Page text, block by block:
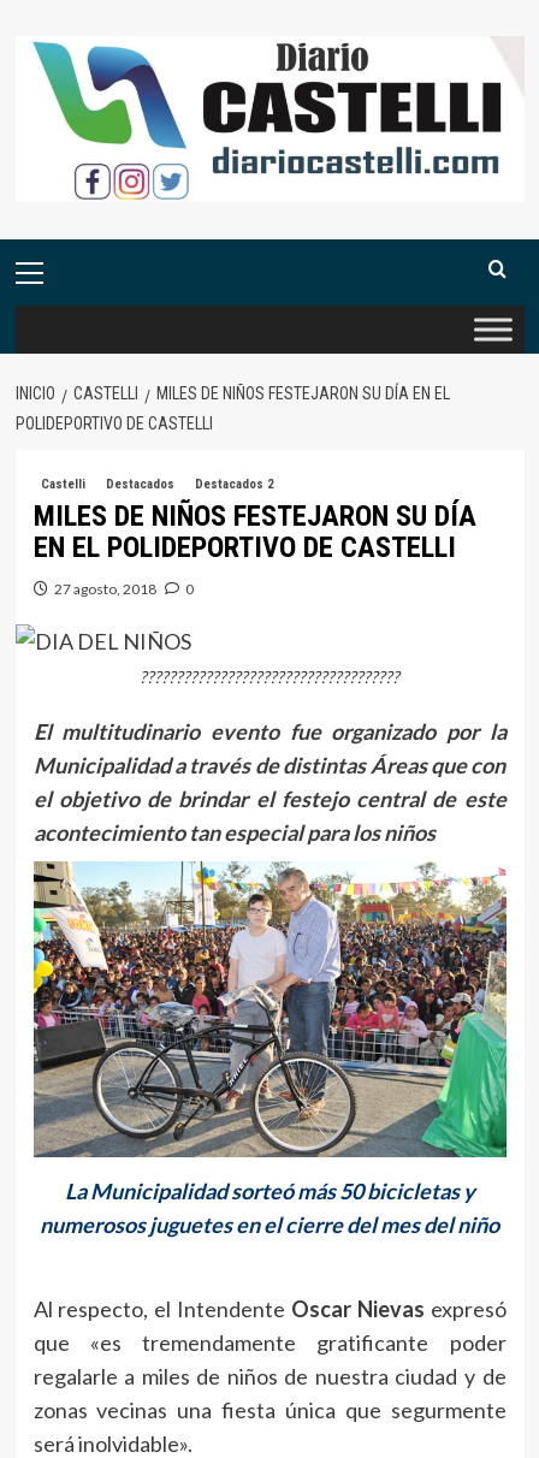
contenido
Menú
INICIO CASTELLI
MILES DE NIÑOS FESTEJARON SU DÍA EN EL
POLIDEPORTIVO DE CASTELLI
Castelli Destacados Destacados 2
MILES DE NIÑOS FESTEJARON SU DÍA
EN EL POLIDEPORTIVO DE CASTELLI
27 agosto, 2018 0
????????????????????????????????????
El multitudinario evento fue organizado por la
Municipalidad a través de distintas Áreas que con
el objetivo de brindar el festejo central de este
acontecimiento tan especial para los niños
La Municipalidad sorteó más 50 bicicletas y
numerosos juguetes en el cierre del mes del niño
Al respecto, el Intendente Oscar Nievas expresó
que «es tremendamente gratificante poder
regalarle a miles de niños de nuestra ciudad y de
zonas vecinas una fiesta única que segurmente
será inolvidable».